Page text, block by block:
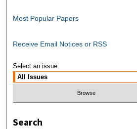
Most Popular Papers
Receive Email Notices or RSS
Select an issue:
Search